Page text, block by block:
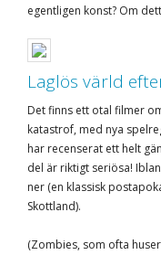
egentligen konst? Om
Laglös värld
Det finns ett otal filmer
katastrof, med nya
har recenserat ett helt
del är riktigt seriösa!
ner (en klassisk
Skottland).
(Zombies, som ofta